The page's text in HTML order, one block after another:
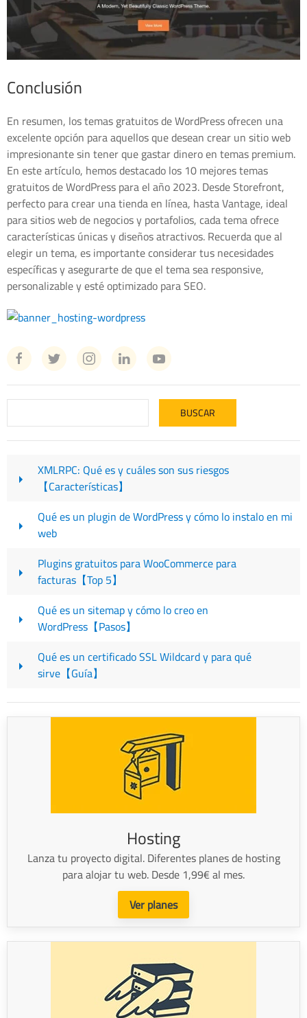
Conclusión
En resumen, los temas gratuitos de WordPress ofrecen una
excelente opción para aquellos que desean crear un sitio web
impresionante sin tener que gastar dinero en temas premium.
En este artículo, hemos destacado los 10 mejores temas
gratuitos de WordPress para el año 2023. Desde Storefront,
perfecto para crear una tienda en línea, hasta Vantage, ideal
para sitios web de negocios y portafolios, cada tema ofrece
características únicas y diseños atractivos. Recuerda que al
elegir un tema, es importante considerar tus necesidades
específicas y asegurarte de que el tema sea responsive,
personalizable y esté optimizado para SEO.
XMLRPC: Qué es y cuáles son sus riesgos
【Características】
Qué es un plugin de WordPress y cómo lo instalo en mi
web
Plugins gratuitos para WooCommerce para
facturas【Top 5】
Qué es un sitemap y cómo lo creo en
WordPress【Pasos】
Qué es un certificado SSL Wildcard y para qué
sirve【Guía】
Hosting
Lanza tu proyecto digital. Diferentes planes de hosting
para alojar tu web. Desde 1,99€ al mes.
Ver planes